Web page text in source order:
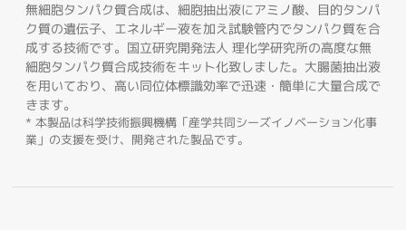
無細胞タンパク質合成は、細胞抽出液にアミノ酸、目的タンパ
ク質の遺伝子、エネルギー液を加え試験管内でタンパク質を合
成する技術です。国立研究開発法人 理化学研究所の高度な無
細胞タンパク質合成技術をキット化致しました。大腸菌抽出液
を用いており、高い同位体標識効率で迅速・簡単に大量合成で
きます。
* 本製品は科学技術振興機構「産学共同シーズイノベーション化事
業」の支援を受け、開発された製品です。